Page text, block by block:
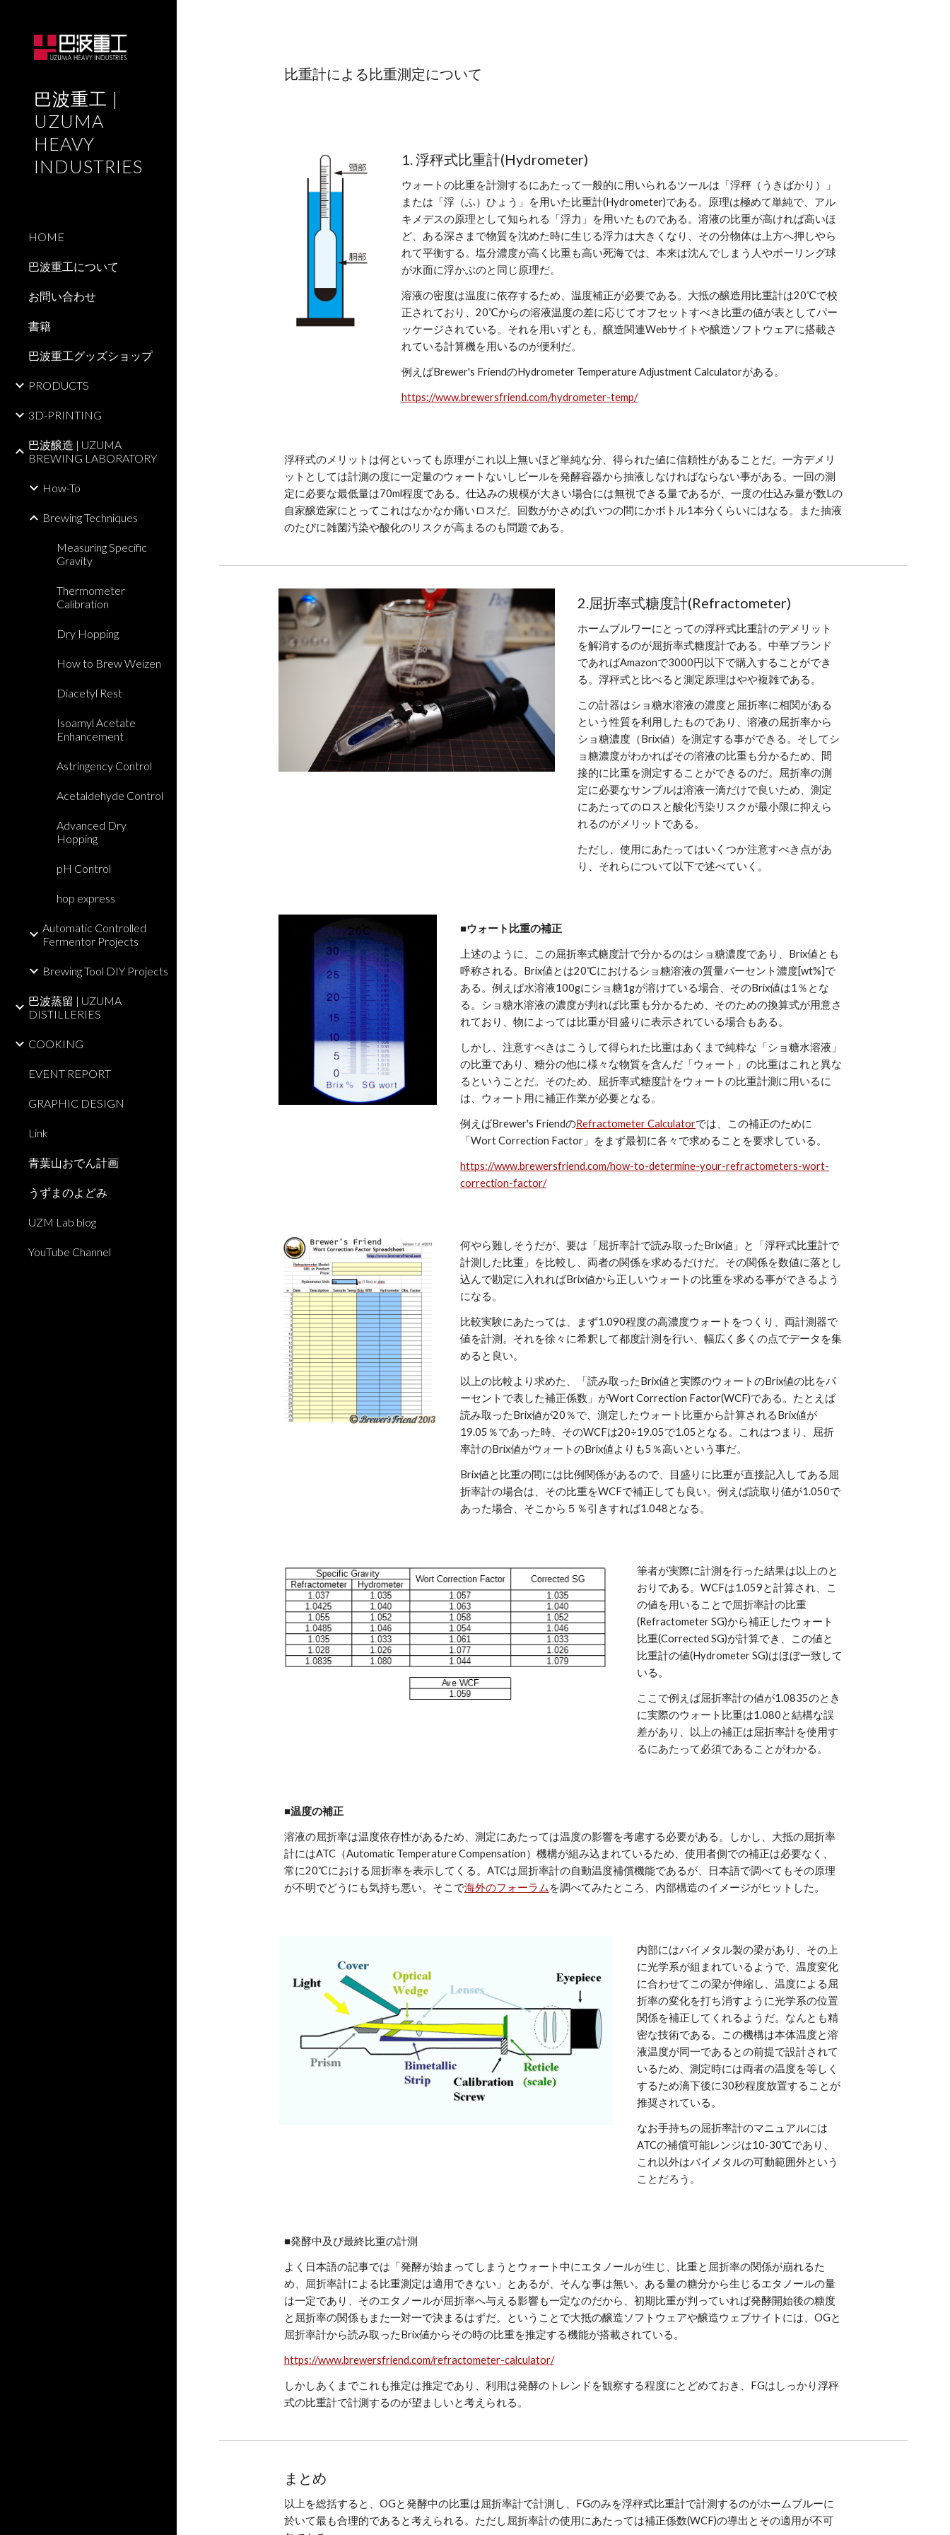
巴波重工 |
UZUMA
HEAVY
INDUSTRIES
HOME
巴波重工について
お問い合わせ
書籍
巴波重工グッズショップ
PRODUCTS
3D-PRINTING
巴波醸造 | UZUMA
BREWING LABORATORY
How-To
Brewing Techniques
Measuring Specific
Gravity
Thermometer
Calibration
Dry Hopping
How to Brew Weizen
Diacetyl Rest
Isoamyl Acetate
Enhancement
Astringency Control
Acetaldehyde Control
Advanced Dry
Hopping
pH Control
hop express
Automatic Controlled
Fermentor Projects
Brewing Tool DIY Projects
巴波蒸留 | UZUMA
DISTILLERIES
COOKING
EVENT REPORT
GRAPHIC DESIGN
Link
青葉山おでん計画
うずまのよどみ
UZM Lab blog
YouTube Channel
比重計による比重測定について
1. 浮秤式比重計(Hydrometer)
ウォートの比重を計測するにあたって一般的に用いられるツールは「浮秤（うきばかり）」
または「浮（ふ）ひょう」を用いた比重計(Hydrometer)である。原理は極めて単純で、アル
キメデスの原理として知られる「浮力」を用いたものである。溶液の比重が高ければ高いほ
ど、ある深さまで物質を沈めた時に生じる浮力は大きくなり、その分物体は上方へ押しやら
れて平衡する。塩分濃度が高く比重も高い死海では、本来は沈んでしまう人やボーリング球
が水面に浮かぶのと同じ原理だ。
溶液の密度は温度に依存するため、温度補正が必要である。大抵の醸造用比重計は20℃で校
正されており、20℃からの溶液温度の差に応じてオフセットすべき比重の値が表としてパー
ッケージされている。それを用いずとも、醸造関連Webサイトや醸造ソフトウェアに搭載さ
れている計算機を用いるのが便利だ。
例えばBrewer's FriendのHydrometer Temperature Adjustment Calculatorがある。
https://www.brewersfriend.com/hydrometer-temp/
浮秤式のメリットは何といっても原理がこれ以上無いほど単純な分、得られた値に信頼性があることだ。一方デメリ
ットとしては計測の度に一定量のウォートないしビールを発酵容器から抽液しなければならない事がある。一回の測
定に必要な最低量は70ml程度である。仕込みの規模が大きい場合には無視できる量であるが、一度の仕込み量が数Lの
自家醸造家にとってこれはなかなか痛いロスだ。回数がかさめばいつの間にかボトル1本分くらいにはなる。また抽液
のたびに雑菌汚染や酸化のリスクが高まるのも問題である。
2.屈折率式糖度計(Refractometer)
ホームブルワーにとっての浮秤式比重計のデメリット
を解消するのが屈折率式糖度計である。中華ブランド
であればAmazonで3000円以下で購入することができ
る。浮秤式と比べると測定原理はやや複雑である。
この計器はショ糖水溶液の濃度と屈折率に相関がある
という性質を利用したものであり、溶液の屈折率から
ショ糖濃度（Brix値）を測定する事ができる。そしてシ
ョ糖濃度がわかればその溶液の比重も分かるため、間
接的に比重を測定することができるのだ。屈折率の測
定に必要なサンプルは溶液一滴だけで良いため、測定
にあたってのロスと酸化汚染リスクが最小限に抑えら
れるのがメリットである。
ただし、使用にあたってはいくつか注意すべき点があ
り、それらについて以下で述べていく。
■ウォート比重の補正
上述のように、この屈折率式糖度計で分かるのはショ糖濃度であり、Brix値とも
呼称される。Brix値とは20℃におけるショ糖溶液の質量パーセント濃度[wt%]で
ある。例えば水溶液100gにショ糖1gが溶けている場合、そのBrix値は1％とな
る。ショ糖水溶液の濃度が判れば比重も分かるため、そのための換算式が用意さ
れており、物によっては比重が目盛りに表示されている場合もある。
しかし、注意すべきはこうして得られた比重はあくまで純粋な「ショ糖水溶液」
の比重であり、糖分の他に様々な物質を含んだ「ウォート」の比重はこれと異な
るということだ。そのため、屈折率式糖度計をウォートの比重計測に用いるに
は、ウォート用に補正作業が必要となる。
例えばBrewer's FriendのRefractometer Calculatorでは、この補正のために
「Wort Correction Factor」をまず最初に各々で求めることを要求している。
https://www.brewersfriend.com/how-to-determine-your-refractometers-wort-
correction-factor/
何やら難しそうだが、要は「屈折率計で読み取ったBrix値」と「浮秤式比重計で
計測した比重」を比較し、両者の関係を求めるだけだ。その関係を数値に落とし
込んで勘定に入れればBrix値から正しいウォートの比重を求める事ができるよう
になる。
比較実験にあたっては、まず1.090程度の高濃度ウォートをつくり、両計測器で
値を計測。それを徐々に希釈して都度計測を行い、幅広く多くの点でデータを集
めると良い。
以上の比較より求めた、「読み取ったBrix値と実際のウォートのBrix値の比をパ
ーセントで表した補正係数」がWort Correction Factor(WCF)である。たとえば
読み取ったBrix値が20％で、測定したウォート比重から計算されるBrix値が
19.05％であった時、そのWCFは20÷19.05で1.05となる。これはつまり、屈折
率計のBrix値がウォートのBrix値よりも5％高いという事だ。
Brix値と比重の間には比例関係があるので、目盛りに比重が直接記入してある屈
折率計の場合は、その比重をWCFで補正しても良い。例えば読取り値が1.050で
あった場合、そこから５％引きすれば1.048となる。
筆者が実際に計測を行った結果は以上のと
おりである。WCFは1.059と計算され、こ
の値を用いることで屈折率計の比重
(Refractometer SG)から補正したウォート
比重(Corrected SG)が計算でき、この値と
比重計の値(Hydrometer SG)はほぼ一致して
いる。
ここで例えば屈折率計の値が1.0835のとき
に実際のウォート比重は1.080と結構な誤
差があり、以上の補正は屈折率計を使用す
るにあたって必須であることがわかる。
■温度の補正
溶液の屈折率は温度依存性があるため、測定にあたっては温度の影響を考慮する必要がある。しかし、大抵の屈折率
計にはATC（Automatic Temperature Compensation）機構が組み込まれているため、使用者側での補正は必要なく、
常に20℃における屈折率を表示してくる。ATCは屈折率計の自動温度補償機能であるが、日本語で調べてもその原理
が不明でどうにも気持ち悪い。そこで海外のフォーラム を調べてみたところ、内部構造のイメージがヒットした。
内部にはバイメタル製の梁があり、その上
に光学系が組まれているようで、温度変化
に合わせてこの梁が伸縮し、温度による屈
折率の変化を打ち消すように光学系の位置
関係を補正してくれるようだ。なんとも精
密な技術である。この機構は本体温度と溶
液温度が同一であるとの前提で設計されて
いるため、測定時には両者の温度を等しく
するため滴下後に30秒程度放置することが
推奨されている。
なお手持ちの屈折率計のマニュアルには
ATCの補償可能レンジは10-30℃であり、
これ以外はバイメタルの可動範囲外という
ことだろう。
■発酵中及び最終比重の計測
よく日本語の記事では「発酵が始まってしまうとウォート中にエタノールが生じ、比重と屈折率の関係が崩れるた
め、屈折率計による比重測定は適用できない」とあるが、そんな事は無い。ある量の糖分から生じるエタノールの量
は一定であり、そのエタノールが屈折率へ与える影響も一定なのだから、初期比重が判っていれば発酵開始後の糖度
と屈折率の関係もまた一対一で決まるはずだ。ということで大抵の醸造ソフトウェアや醸造ウェブサイトには、OGと
屈折率計から読み取ったBrix値からその時の比重を推定する機能が搭載されている。
https://www.brewersfriend.com/refractometer-calculator/
しかしあくまでこれも推定は推定であり、利用は発酵のトレンドを観察する程度にとどめておき、FGはしっかり浮秤
式の比重計で計測するのが望ましいと考えられる。
まとめ
以上を総括すると、OGと発酵中の比重は屈折率計で計測し、FGのみを浮秤式比重計で計測するのがホームブルーに
於いて最も合理的であると考えられる。ただし屈折率計の使用にあたっては補正係数(WCF)の導出とその適用が不可